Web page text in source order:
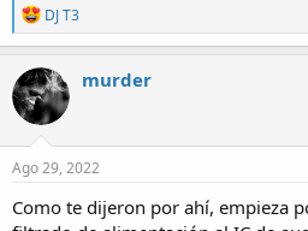
R
e
a
c
t
i
o
n
s
DJ T3
murder
Ago 29, 2022
Como te dijeron por ahí, empieza